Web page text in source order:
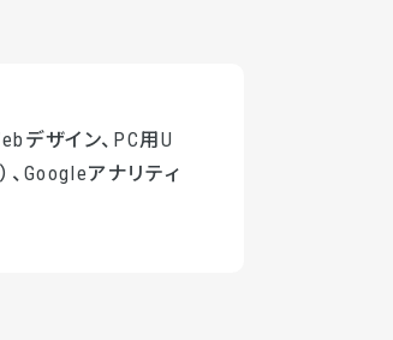
デザイン、PC用U
Googleアナリティ